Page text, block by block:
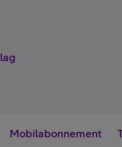
Mobilabonnement